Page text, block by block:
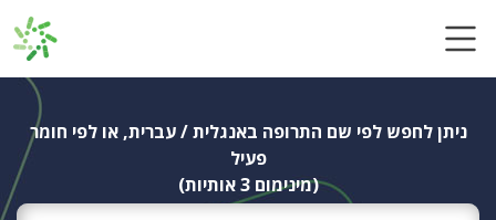
ניתן לחפש לפי שם התרופה באנגלית / עברית, או לפי חומר
פעיל
(מינימום 3 אותיות)